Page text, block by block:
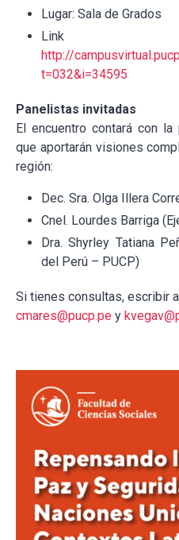
Lugar: Sala de Grados
Link
http://
t=032&i=34595
Panelistas invitadas
El encuentro contará con
que aportarán visiones
región:
Dec. Sra. Olga Illera
Cnel. Lourdes Barriga
Dra. Shyrley Tatiana
del Perú – PUCP)
Si tienes consultas, escribir
cmares@pucp.pe y